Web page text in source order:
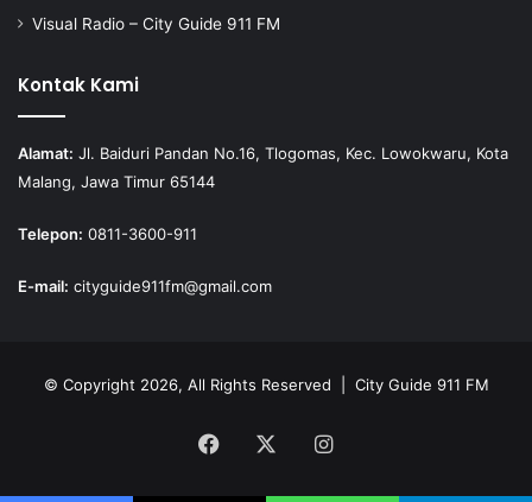
Visual Radio – City Guide 911 FM
Kontak Kami
Alamat: Jl. Baiduri Pandan No.16, Tlogomas, Kec. Lowokwaru, Kota
Malang, Jawa Timur 65144
Telepon: 0811-3600-911
E-mail: cityguide911fm@gmail.com
© Copyright 2026, All Rights Reserved | City Guide 911 FM
Facebook Instagram